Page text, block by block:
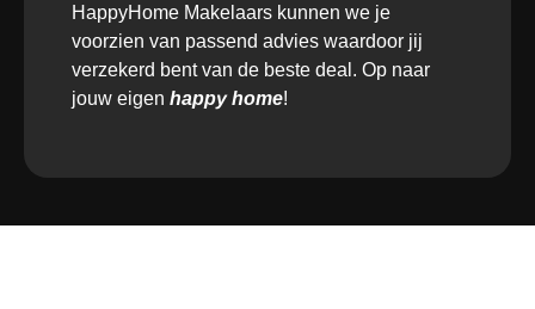
HappyHome Makelaars kunnen we je
voorzien van passend advies waardoor jij
verzekerd bent van de beste deal. Op naar
jouw eigen happyhome!